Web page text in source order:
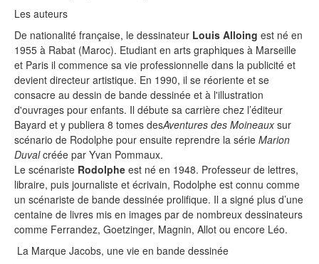
Les auteurs
De nationalité française, le dessinateur Louis Alloing est né en
1955 à Rabat (Maroc). Etudiant en arts graphiques à Marseille
et Paris il commence sa vie professionnelle dans la publicité et
devient directeur artistique. En 1990, il se réoriente et se
consacre au dessin de bande dessinée et à l'illustration
d'ouvrages pour enfants. Il débute sa carrière chez l’éditeur
Bayard et y publiera 8 tomes desAventures des Moineauxsur
scénario de Rodolphe pour ensuite reprendre la série Marion
Duvalcréée par Yvan Pommaux.
Le scénariste Rodolphe est né en 1948. Professeur de lettres,
libraire, puis journaliste et écrivain, Rodolphe est connu comme
un scénariste de bande dessinée prolifique. Il a signé plus d’une
centaine de livres mis en images par de nombreux dessinateurs
comme Ferrandez, Goetzinger, Magnin, Allot ou encore Léo.
La Marque Jacobs, une vie en bande dessinée